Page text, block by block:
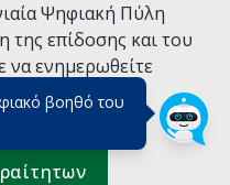
βοηθό του
Ψηφιακή Πύλη
της επίδοσης και του
να ενημερωθείτε
Ψηφιακής